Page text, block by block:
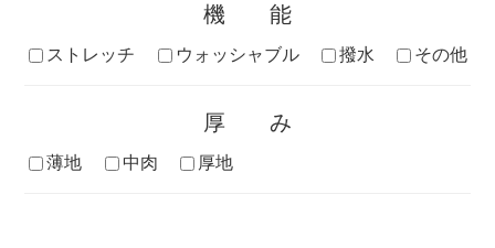
機能
ストレッチ ウォッシャブル 撥水 その他
厚み
薄地 中肉 厚地